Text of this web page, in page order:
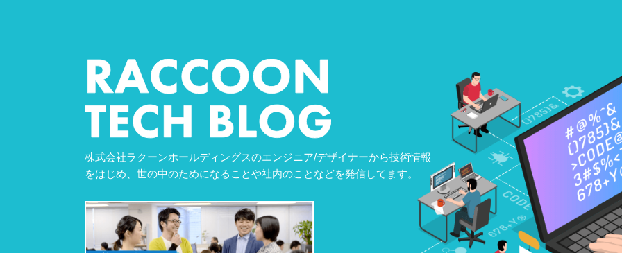
株式会社ラクーンホールディングスのエンジニア/デザイナーから技術情報
をはじめ、世の中のためになることや社内のことなどを発信してます。